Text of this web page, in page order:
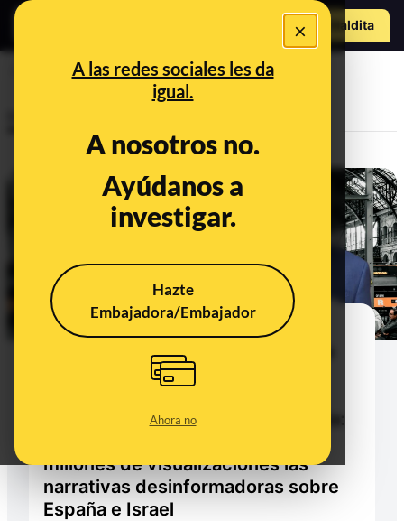
×
A las redes sociales les da
igual.
A nosotros no.
Ayúdanos a
investigar.
Hazte
Embajadora/Embajador
Ahora no
Hazte Maldita
Desde la supuesta orden de
detención a Netanyahu solicitada
por Pedro Sánchez hasta las
accidentes y apagones en España:
millones de visualizaciones las
narrativas desinformadoras sobre
España e Israel